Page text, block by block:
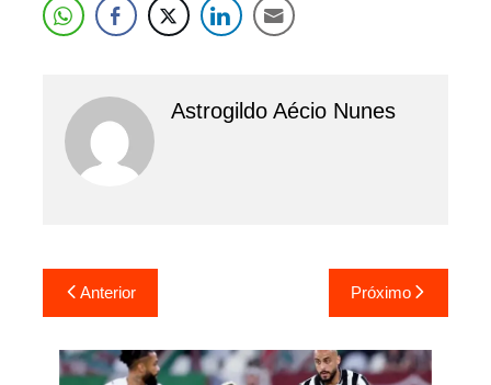
Astrogildo Aécio Nunes
Navegação
de
Post
Anterior Próximo